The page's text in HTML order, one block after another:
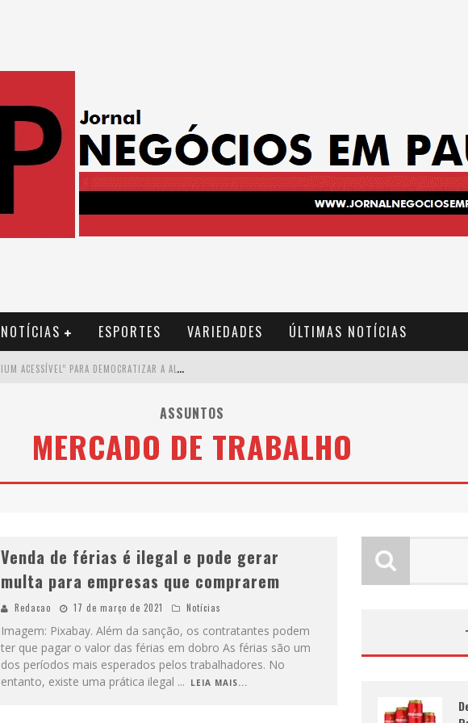
NOTÍCIAS ESPORTES VARIEDADES ÚLTIMAS NOTÍCIAS
W
ETZ BEVERAGES APOSTA NO “PREMIUM ACESSÍVEL” PARA DEMOCRATIZAR A ALTA COQUETELARIA COM GARRAFAS DE 1 LITRO
C
OMO A CORTEX SEDUZIU GOOGLE, AWS E MCDONALD’S COM IA PARA O GO-TO-MARKET
ASSUNTOS
MERCADO DE TRABALHO
Venda de férias é ilegal e pode gerar
multa para empresas que comprarem
Redacao 17 de março de 2021 Notícias
Imagem: Pixabay. Além da sanção, os contratantes podem
ter que pagar o valor das férias em dobro As férias são um
dos períodos mais esperados pelos trabalhadores. No
entanto, existe uma prática ilegal ... LEIA MAIS...